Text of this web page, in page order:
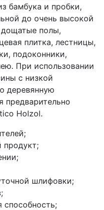
бамбука и пробки,
до очень высокой
дощатые полы,
плитка, лестницы,
подоконники,
При использовании
с низкой
деревянную
предварительно
Holzol.
продукт;
шлифовки;